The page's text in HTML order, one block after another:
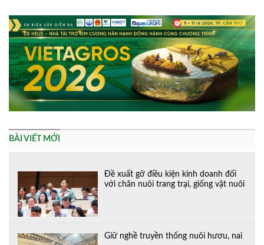
BÀI VIẾT MỚI
Đề xuất gỡ điều kiện kinh doanh đối
với chăn nuôi trang trại, giống vật nuôi
Giữ nghề truyền thống nuôi hươu, nai